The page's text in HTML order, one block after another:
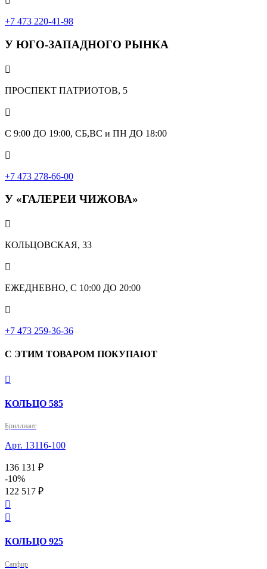
+7 473 220-41-98
У ЮГО-ЗАПАДНОГО РЫНКА

ПРОСПЕКТ ПАТРИОТОВ, 5

С 9:00 ДО 19:00, СБ,ВС и ПН ДО 18:00

+7 473 278-66-00
У «ГАЛЕРЕИ ЧИЖОВА»

КОЛЬЦОВСКАЯ, 33

ЕЖЕДНЕВНО, С 10:00 ДО 20:00

‎+7 473 259-36-36
С ЭТИМ ТОВАРОМ ПОКУПАЮТ

КОЛЬЦО 585
Бриллиант
Арт. 13116-100
136 131 ₽
-10%
122 517 ₽


КОЛЬЦО 925
Сапфир